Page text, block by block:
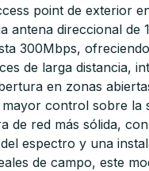
point de exterior
antena direccional de
300Mbps,
de larga distancia,
en zonas
control sobre la
de red más sólida,
espectro y una
de campo, este